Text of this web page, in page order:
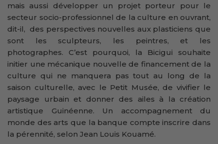
mais aussi développer un projet porteur pour le
secteur socio-professionnel de la culture en ouvrant,
dit-il, des perspectives nouvelles aux plasticiens que
sont les sculpteurs, les peintres, et les
photographes. C’est pourquoi, la Bicigui souhaite
initier une mécanique nouvelle de financement de la
culture qui ne manquera pas tout au long de la
saison culturelle, avec le Petit Musée, de vivifier le
paysage urbain et donner des ailes à la création
artistique Guinéenne. Un accompagnement du
monde des arts que la banque compte inscrire dans
la pérennité, selon Jean Louis Kouamé.